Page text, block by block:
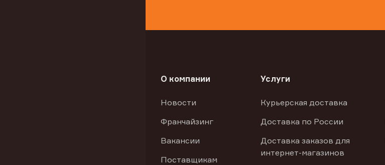
О компании
Новости
Франчайзинг
Вакансии
Поставщикам
Услуги
Курьерская доставка
Доставка по России
Доставка заказов для
интернет-магазинов